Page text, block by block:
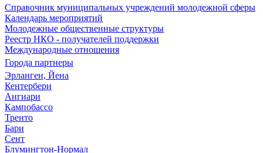
Справочник муниципальных учреждений молодежной сферы
Календарь мероприятий
Молодежные общественные структуры
Реестр НКО - получателей поддержки
Международные отношения
Города партнеры
Эрланген, Йена
Кентербери
Ангиари
Кампобассо
Тренто
Бари
Сент
Блумингтон-Нормал